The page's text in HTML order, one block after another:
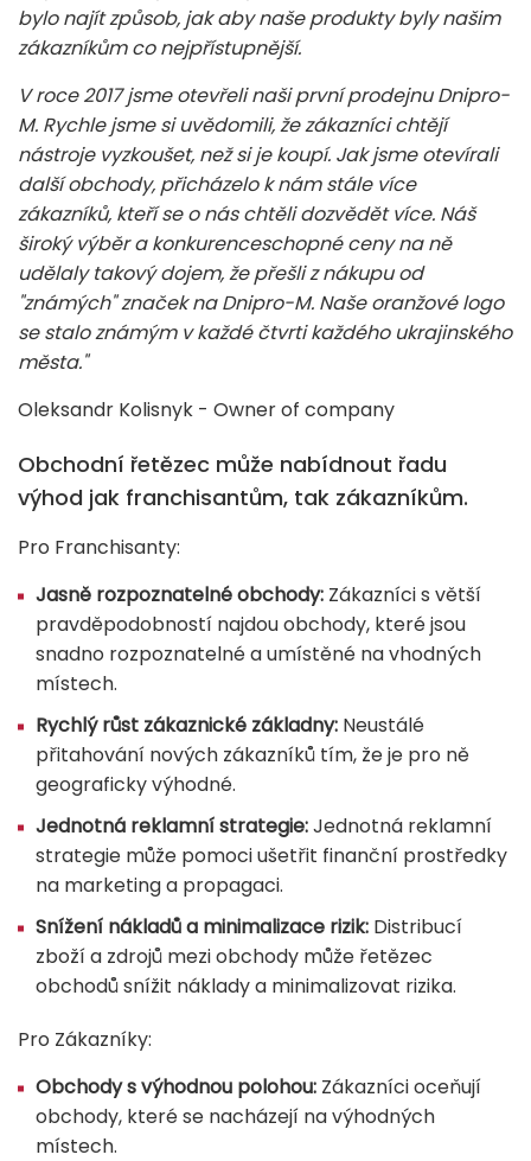
bylo najít způsob, jak aby naše produkty byly našim
zákazníkům co nejpřístupnější.
V roce 2017 jsme otevřeli naši první prodejnu Dnipro-
M. Rychle jsme si uvědomili, že zákazníci chtějí
nástroje vyzkoušet, než si je koupí. Jak jsme otevírali
další obchody, přicházelo k nám stále více
zákazníků, kteří se o nás chtěli dozvědět více. Náš
široký výběr a konkurenceschopné ceny na ně
udělaly takový dojem, že přešli z nákupu od
"známých" značek na Dnipro-M. Naše oranžové logo
se stalo známým v každé čtvrti každého ukrajinského
města."
Oleksandr Kolisnyk - Owner of company
Obchodní řetězec může nabídnout řadu
výhod jak franchisantům, tak zákazníkům.
Pro Franchisanty:
Jasně rozpoznatelné obchody: Zákazníci s větší
pravděpodobností najdou obchody, které jsou
snadno rozpoznatelné a umístěné na vhodných
místech.
Rychlý růst zákaznické základny: Neustálé
přitahování nových zákazníků tím, že je pro ně
geograficky výhodné.
Jednotná reklamní strategie:Jednotná reklamní
strategie může pomoci ušetřit finanční prostředky
na marketing a propagaci.
Snížení nákladů a minimalizace rizik: Distribucí
zboží a zdrojů mezi obchody může řetězec
obchodů snížit náklady a minimalizovat rizika.
Pro Zákazníky:
Obchody s výhodnou polohou: Zákazníci oceňují
obchody, které se nacházejí na výhodných
místech.